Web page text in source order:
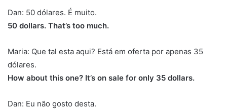
Dan: 50 dólares. É muito.
50 dollars. That’s too much.
Maria: Que tal esta aqui? Está em oferta por apenas 35
dólares.
How about this one? It’s on sale for only 35 dollars.
Dan: Eu não gosto desta.